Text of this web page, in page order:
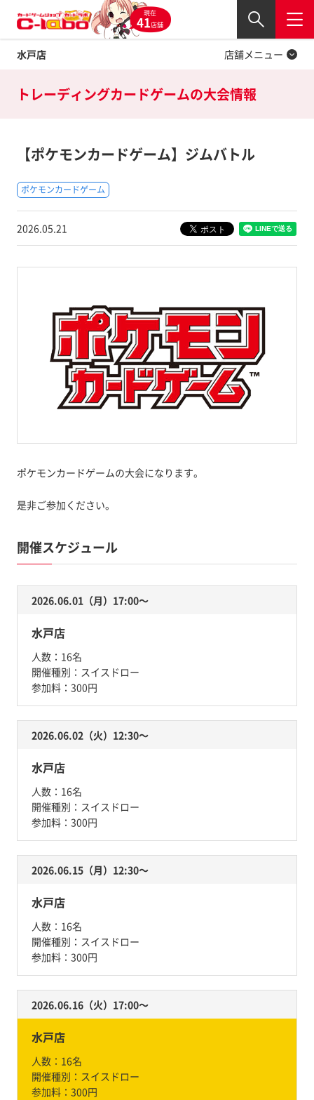
現在
41店舗
水戸店
閉じる
店舗メニュー
Twitter
トレーディングカードゲームの大会情報
【ポケモンカードゲーム】ジムバトル
ポケモンカードゲーム
2026.05.21
ポケモンカードゲームの大会になります。
是非ご参加ください。
開催スケジュール
2026.06.01（月）17:00〜
水戸店
人数： 16名
開催種別： スイスドロー
参加料： 300円
2026.06.02（火）12:30〜
水戸店
人数： 16名
開催種別： スイスドロー
参加料： 300円
2026.06.15（月）12:30〜
水戸店
人数： 16名
開催種別： スイスドロー
参加料： 300円
2026.06.16（火）17:00〜
水戸店
人数： 16名
開催種別： スイスドロー
参加料： 300円